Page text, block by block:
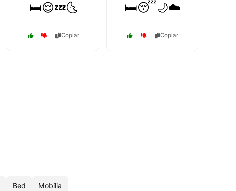
🛏️😌💤🌜
Copiar
🛏️😴🌙☁️
Copiar
Bed Mobília